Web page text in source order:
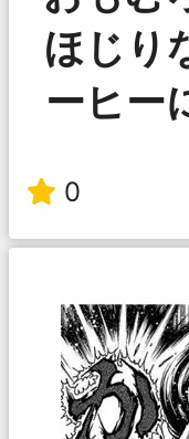
ほじり
ーヒー
0